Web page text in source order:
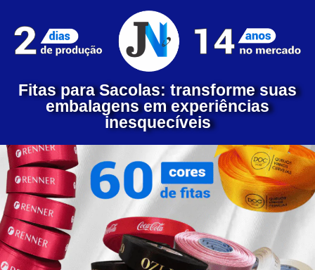
Fitas para Sacolas: transforme suas
embalagens em experiências
inesquecíveis